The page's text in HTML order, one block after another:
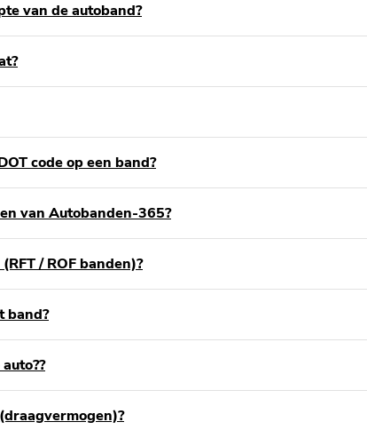
van de autoband?
code op een band?
van Autobanden-365?
/ ROF banden)?
band?